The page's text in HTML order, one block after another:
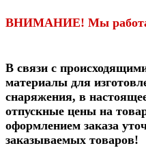
ВНИМАНИЕ! Мы
В связи c
материалы для
снаряжения, в
отпускные цены на
оформлением заказа
заказываемых товаров!